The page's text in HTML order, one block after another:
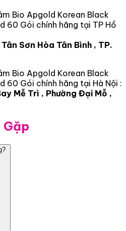
Bio Apgold Korean Black
60 Gói chính hãng tại TP Hồ
Sơn Hòa Tân Bình , TP.
Bio Apgold Korean Black
60 Gói chính hãng tại Hà Nội :
Mễ Trì , Phường Đại Mỗ ,
Gặp